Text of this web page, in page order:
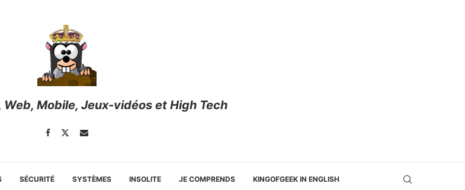
Web, Mobile, Jeux-vidéos et High Tech
SÉCURITÉ SYSTÈMES INSOLITE JE COMPRENDS KINGOFGEEK IN ENGLISH